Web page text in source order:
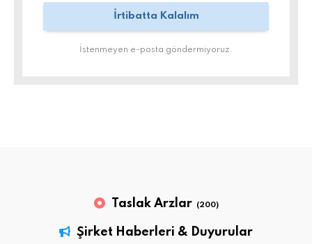
İstenmeyen e-posta göndermiyoruz.
Taslak Arzlar (200)
Şirket Haberleri & Duyurular